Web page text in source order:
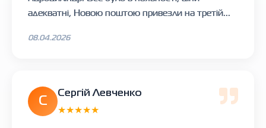
адекватні, Новою поштою привезли на третій...
08.04.2026
С
Сергій Левченко
★★★★★